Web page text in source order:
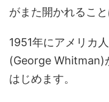
がまた開かれること
1951年にアメリカ
(George Whitman)
はじめます。